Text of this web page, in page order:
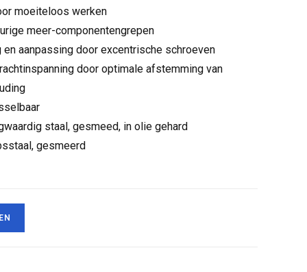
moeiteloos werken
meer-componentengrepen
aanpassing door excentrische schroeven
door optimale afstemming van
staal, gesmeed, in olie gehard
gesmeerd